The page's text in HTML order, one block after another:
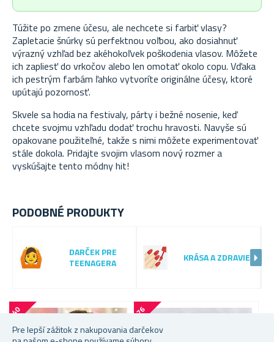
Pre lepší zážitok z nakupovania darčekov
Túžite po zmene účesu, ale nechcete si farbiť vlasy?
Zapletacie šnúrky sú perfektnou voľbou, ako dosiahnuť
výrazný vzhľad bez akéhokoľvek poškodenia vlasov. Môžete
ich zapliesť do vrkočov alebo len omotať okolo copu. Vďaka
ich pestrým farbám ľahko vytvoríte originálne účesy, ktoré
upútajú pozornosť.
Skvele sa hodia na festivaly, párty i bežné nosenie, keď
chcete svojmu vzhľadu dodať trochu hravosti. Navyše sú
opakovane použiteľné, takže s nimi môžete experimentovať
stále dokola. Pridajte svojim vlasom nový rozmer a
vyskúšajte tento módny hit!
PODOBNÉ PRODUKTY
DARČEK PRE
TEENAGERA
KRÁSA A ZDRAVIE
-
4
0
% -
7
6
%